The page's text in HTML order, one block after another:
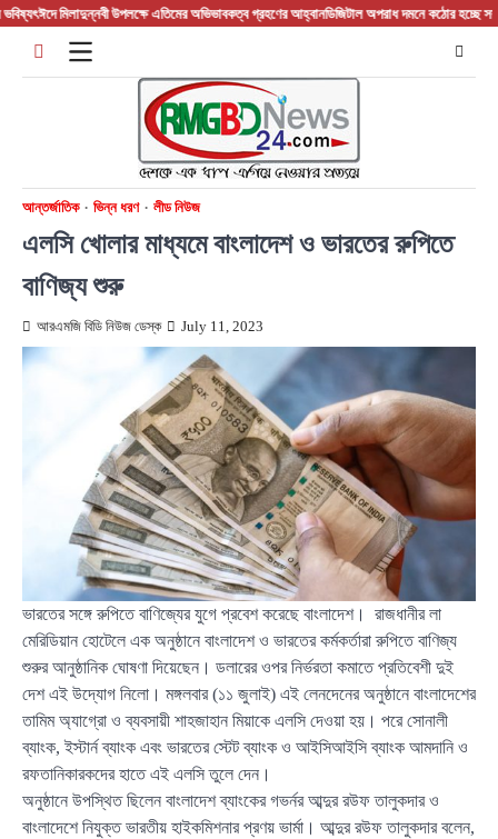
Skip
ঈদে মিলাদুন্নবী উপলক্ষে এতিমের অভিভাবকত্ব গ্রহণের আহ্বানডিজিটাল অপরাধ দমনে কঠোর হচ্ছে সরকার,
আন্তর্জাতিক ভিন্ন ধরণ লীড নিউজ
এলসি খোলার মাধ্যমে বাংলাদেশ ও ভারতের রুপিতে
বাণিজ্য শুরু
আরএমজি বিডি নিউজ ডেস্ক July 11, 2023
ভারতের সঙ্গে রুপিতে বাণিজ্যের যুগে প্রবেশ করেছে বাংলাদেশ। রাজধানীর লা
মেরিডিয়ান হোটেলে এক অনুষ্ঠানে বাংলাদেশ ও ভারতের কর্মকর্তারা রুপিতে বাণিজ্য
শুরুর আনুষ্ঠানিক ঘোষণা দিয়েছেন। ডলারের ওপর নির্ভরতা কমাতে প্রতিবেশী দুই
দেশ এই উদ্যোগ নিলো। মঙ্গলবার (১১ জুলাই) এই লেনদেনের অনুষ্ঠানে বাংলাদেশের
তামিম অ্যাগ্রো ও ব্যবসায়ী শাহজাহান মিয়াকে এলসি দেওয়া হয়। পরে সোনালী
ব্যাংক, ইস্টার্ন ব্যাংক এবং ভারতের স্টেট ব্যাংক ও আইসিআইসি ব্যাংক আমদানি ও
রফতানিকারকদের হাতে এই এলসি তুলে দেন।
অনুষ্ঠানে উপস্থিত ছিলেন বাংলাদেশ ব্যাংকের গভর্নর আব্দুর রউফ তালুকদার ও
বাংলাদেশে নিযুক্ত ভারতীয় হাইকমিশনার প্রণয় ভার্মা। আব্দুর রউফ তালুকদার বলেন,